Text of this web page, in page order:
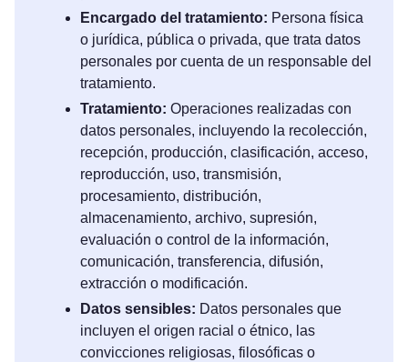
Encargado del tratamiento: Persona física
o jurídica, pública o privada, que trata datos
personales por cuenta de un responsable del
tratamiento.
Tratamiento: Operaciones realizadas con
datos personales, incluyendo la recolección,
recepción, producción, clasificación, acceso,
reproducción, uso, transmisión,
procesamiento, distribución,
almacenamiento, archivo, supresión,
evaluación o control de la información,
comunicación, transferencia, difusión,
extracción o modificación.
Datos sensibles: Datos personales que
incluyen el origen racial o étnico, las
convicciones religiosas, filosóficas o